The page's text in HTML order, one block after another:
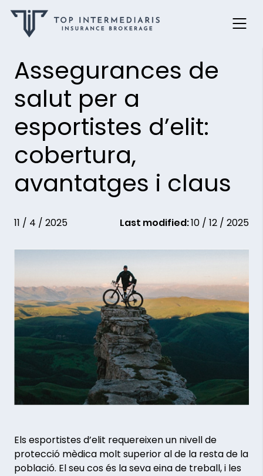
content
Assegurances de
salut per a
esportistes d’elit:
cobertura,
avantatges i claus
11 / 4 / 2025 Last modified:10 / 12 / 2025
Els esportistes d’elit requereixen un nivell de
protecció mèdica molt superior al de la resta de la
població. El seu cos és la seva eina de treball, i les